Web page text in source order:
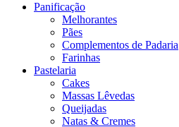
Panificação
Melhorantes
Pães
Complementos de Padaria
Farinhas
Pastelaria
Cakes
Massas Lêvedas
Queijadas
Natas & Cremes